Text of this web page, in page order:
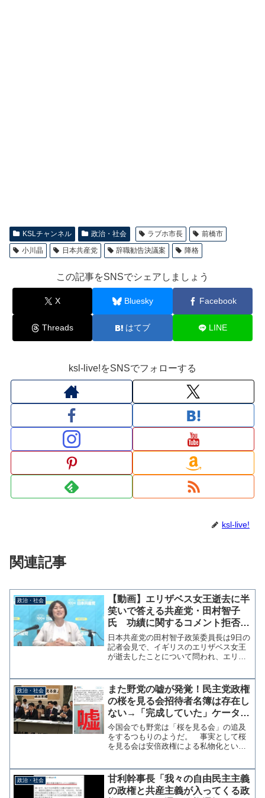
KSLチャンネル 政治・社会 ラブホ市長
前橋市
小川晶
日本共産党 辞職勧告決議案 降格
この記事をSNSでシェアしましょう
X Bluesky Facebook
Threads はてブ LINE
ksl-live!をSNSでフォローする
ksl-live!
関連記事
政治・社会
【動画】エリザベス女王逝去に半
笑いで答える共産党・田村智子
氏 功績に関するコメント拒否、
渋々お悔み「ま、ご逝去というこ
とで」
日本共産党の田村智子政策委員長は9日の
記者会見で、イギリスのエリザベス女王
が逝去したことについて問われ、エリザ
で、もう、お悔やみを申し上げますとい
う一言に尽きる」と半笑...
政治・社会
また野党の嘘が発覚！民主党政権
の桜を見る会招待者名簿は存在し
ない→「完成していた」ケータリ
ングが安倍政権で一社独占→「民
主党でも入札予定」
今国会でも野党は「桜を見る会」の追及
をするつもりのようだ。 事実として桜
を見る会は安倍政権による私物化という
で桜を見る会をすべて免罪しようという
ご都合主義は相変わらずだ...
政治・社会
甘利幹事長「我々の自由民主主義
の政権と共産主義が入ってくる政